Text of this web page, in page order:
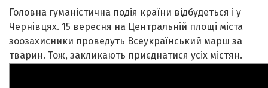
Головна гуманістична подія країни відбудеться і у
Чернівцях. 15 вересня на Центральній площі міста
зоозахисники проведуть Всеукраїнський марш за
тварин. Тож, закликають приєднатися усіх містян.